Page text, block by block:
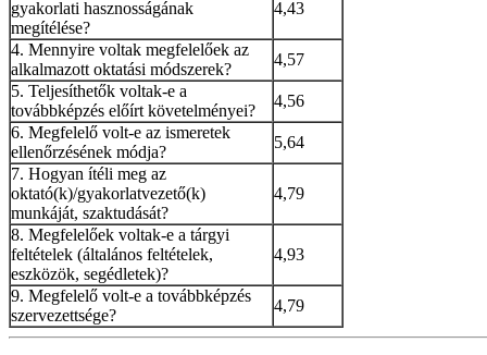
gyakorlati hasznosságának
megítélése?
4,43
4. Mennyire voltak megfelelőek az
alkalmazott oktatási módszerek?
4,57
5. Teljesíthetők voltak-e a
továbbképzés előírt követelményei?
4,56
6. Megfelelő volt-e az ismeretek
ellenőrzésének módja?
5,64
7. Hogyan ítéli meg az
oktató(k)/gyakorlatvezető(k)
munkáját, szaktudását?
4,79
8. Megfelelőek voltak-e a tárgyi
feltételek (általános feltételek,
eszközök, segédletek)?
4,93
9. Megfelelő volt-e a továbbképzés
szervezettsége?
4,79